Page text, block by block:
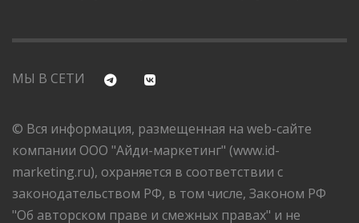
МЫ В СЕТИ
© Вся информация, размещенная на web-сайте
компании ООО "Айди-маркетинг" (www.id-
marketing.ru), охраняется в соответствии с
законодательством РФ, в том числе, Законом РФ
"Об авторском праве и смежных правах" и не